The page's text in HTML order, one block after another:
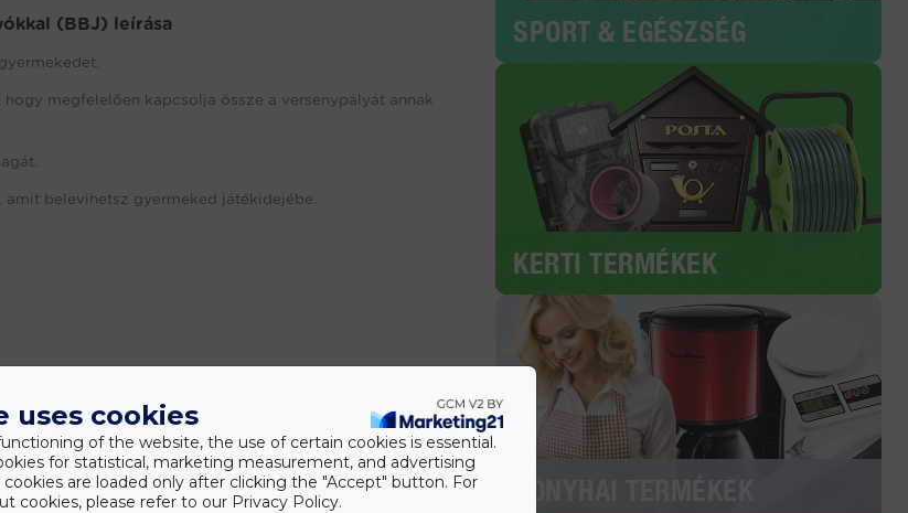
(BBJ) leírása
megfelelően kapcsolja össze a versenypályát annak
belevihetsz gyermeked játékidejébe.
SPORT & EGÉSZSÉG
KERTI TERMÉKEK
uses cookies
of the website, the use of certain cookies is essential.
for statistical, marketing measurement, and advertising
are loaded only after clicking the "Accept" button. For
cookies, please refer to our Privacy Policy.